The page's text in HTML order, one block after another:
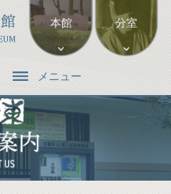
本館 分室
メニュー